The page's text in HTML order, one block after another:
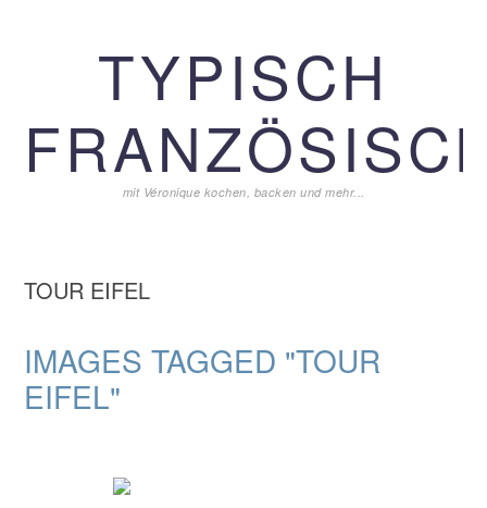
TYPISCH
mit Véronique kochen, backen und mehr...
TOUR EIFEL
IMAGES TAGGED "TOUR
EIFEL"